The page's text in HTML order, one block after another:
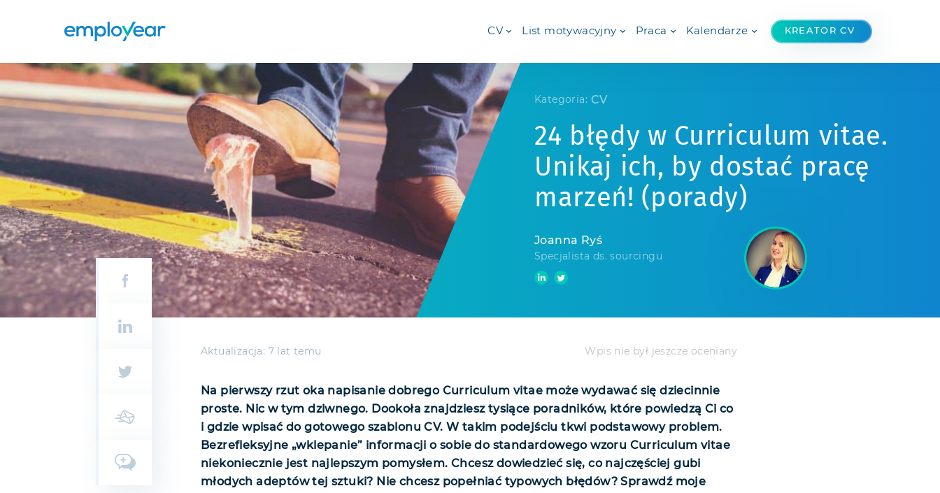
CV List motywacyjny Praca Kalendarze KREATOR CV
Kategoria: CV
24 błędy w Curriculum vitae.
Unikaj ich, by dostać pracę
marzeń! (porady)
Joanna Ryś
Specjalista ds. sourcingu
Aktualizacja: 7 lat temu Wpis nie był jeszcze oceniany
Na pierwszy rzut oka napisanie dobrego Curriculum vitae może wydawać się dziecinnie
proste. Nic w tym dziwnego. Dookoła znajdziesz tysiące poradników, które powiedzą Ci co
i gdzie wpisać do gotowego szablonu CV. W takim podejściu tkwi podstawowy problem.
Bezrefleksyjne „wklepanie” informacji o sobie do standardowego wzoru Curriculum vitae
niekoniecznie jest najlepszym pomysłem. Chcesz dowiedzieć się, co najczęściej gubi
młodych adeptów tej sztuki? Nie chcesz popełniać typowych błędów? Sprawdź moje